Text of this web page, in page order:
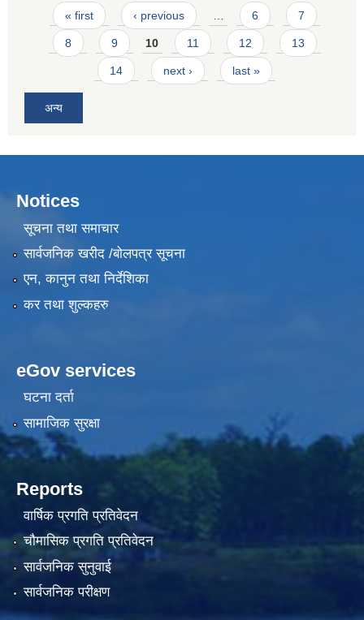
Pages
« first ‹ previous 6 7
8 9 10 11 12 13
14 next › last »
अन्य
Notices
सूचना तथा समाचार
सार्वजनिक खरीद /बोलपत्र सूचना
एन, कानुन तथा निर्देशिका
कर तथा शुल्कहरु
eGov services
घटना दर्ता
सामाजिक सुरक्षा
Reports
वार्षिक प्रगति प्रतिवेदन
चौमासिक प्रगति प्रतिवेदन
सार्वजनिक सुनुवाई
सार्वजनिक परीक्षण